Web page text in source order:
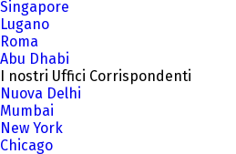
Singapore
Lugano
Roma
Abu Dhabi
I nostri Uffici Corrispondenti
Nuova Delhi
Mumbai
New York
Chicago